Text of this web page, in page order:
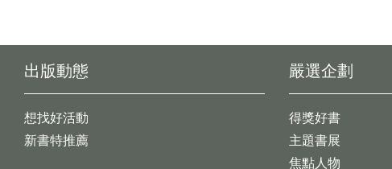
出版動態
想找好活動
新書特推薦
嚴選企劃
得獎好書
主題書展
焦點人物